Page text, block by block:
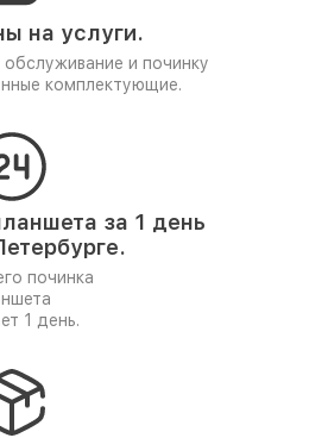
на услуги.
и починку
комплектующие.
за 1 день
починка
1 день.